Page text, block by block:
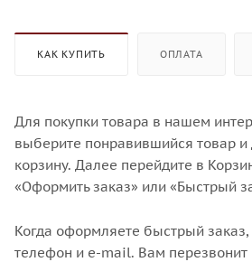
КАК КУПИТЬ ОПЛАТА
Для покупки товара в нашем
выберите понравившийся товар и
корзину. Далее перейдите в
«Оформить заказ» или «Быстрый
Когда оформляете быстрый
телефон и e-mail. Вам перезвонит